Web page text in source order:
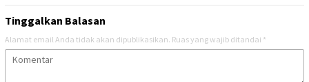
Tinggalkan Balasan
Alamat email Anda tidak akan dipublikasikan. Ruas yang wajib ditandai *